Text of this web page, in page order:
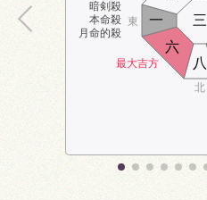
暗剣殺
本命殺
月命的殺
最大吉方
北
東
八
一
三
六